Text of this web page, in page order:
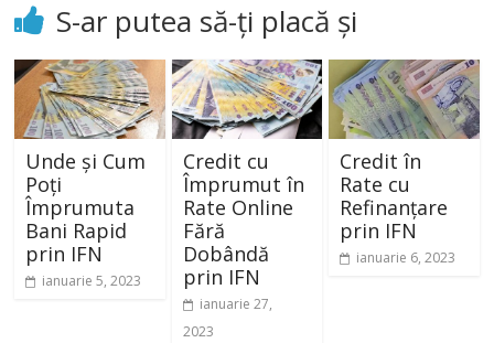
S-ar putea să-ți placă și
Unde și Cum
Poți
Împrumuta
Bani Rapid
prin IFN
ianuarie 5, 2023
Credit cu
Împrumut în
Rate Online
Fără
Dobândă
prin IFN
ianuarie 27,
2023
Credit în
Rate cu
Refinanțare
prin IFN
ianuarie 6, 2023